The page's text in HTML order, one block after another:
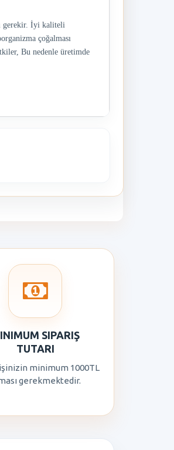
gerekir. İyi kaliteli
çoğalması
Bu nedenle üretimde
SIPARIŞ
TUTARI
minimum 1000TL
gerekmektedir.